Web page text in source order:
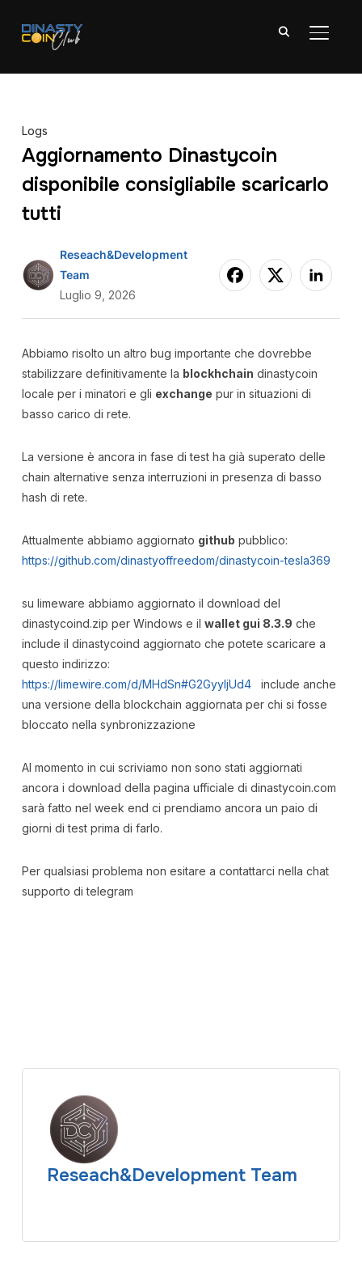
APRI/
Logs
Aggiornamento Dinastycoin
disponibile consigliabile scaricarlo
tutti
Reseach&Development
Team
Luglio 9, 2026
Abbiamo risolto un altro bug importante che dovrebbe
stabilizzare definitivamente la blockhchain dinastycoin
locale per i minatori e gli exchange pur in situazioni di
basso carico di rete.
La versione è ancora in fase di test ha già superato delle
chain alternative senza interruzioni in presenza di basso
hash di rete.
Attualmente abbiamo aggiornato github pubblico:
https://github.com/dinastyoffreedom/dinastycoin-tesla369
su limeware abbiamo aggiornato il download del
dinastycoind.zip per Windows e il wallet gui 8.3.9 che
include il dinastycoind aggiornato che potete scaricare a
questo indirizzo:
https://limewire.com/d/MHdSn#G2GyyIjUd4include anche
una versione della blockchain aggiornata per chi si fosse
bloccato nella synbronizzazione
Al momento in cui scriviamo non sono stati aggiornati
ancora i download della pagina ufficiale di dinastycoin.com
sarà fatto nel week end ci prendiamo ancora un paio di
giorni di test prima di farlo.
Per qualsiasi problema non esitare a contattarci nella chat
supporto di telegram
Reseach&Development Team